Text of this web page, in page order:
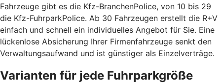
Fahrzeuge gibt es die Kfz-BranchenPolice, von 10 bis 29
die Kfz-FuhrparkPolice. Ab 30 Fahrzeugen erstellt die R+V
einfach und schnell ein individuelles Angebot für Sie. Eine
lückenlose Absicherung Ihrer Firmenfahrzeuge senkt den
Verwaltungsaufwand und ist günstiger als Einzelverträge.
Varianten für jede Fuhrparkgröße